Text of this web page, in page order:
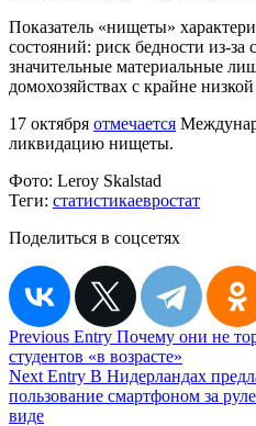
Показатель «нищеты»
состояний: риск бедности из-за
значительные материальные
домохозяйствах с крайне
17 октября отмечается
ликвидацию нищеты.
Фото: Leroy Skalstad
Теги: статистикаевростат
Поделиться в соцсетях
Навигация
по
записям
Previous Entry Почему они не
студентов «в возрасте»
Next Entry В Нидерландах
пользование смартфоном за
виде